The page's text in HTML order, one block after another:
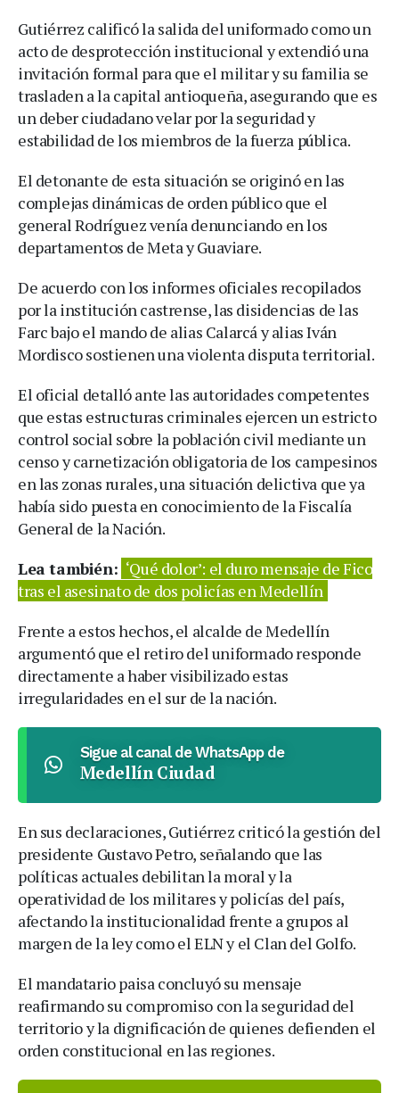
Gutiérrez calificó la salida del uniformado como un
acto de desprotección institucional y extendió una
invitación formal para que el militar y su familia se
trasladen a la capital antioqueña, asegurando que es
un deber ciudadano velar por la seguridad y
estabilidad de los miembros de la fuerza pública.
El detonante de esta situación se originó en las
complejas dinámicas de orden público que el
general Rodríguez venía denunciando en los
departamentos de Meta y Guaviare.
De acuerdo con los informes oficiales recopilados
por la institución castrense, las disidencias de las
Farc bajo el mando de alias Calarcá y alias Iván
Mordisco sostienen una violenta disputa territorial.
El oficial detalló ante las autoridades competentes
que estas estructuras criminales ejercen un estricto
control social sobre la población civil mediante un
censo y carnetización obligatoria de los campesinos
en las zonas rurales, una situación delictiva que ya
había sido puesta en conocimiento de la Fiscalía
General de la Nación.
Lea también: ‘Qué dolor’: el duro mensaje de Fico
tras el asesinato de dos policías en Medellín
Frente a estos hechos, el alcalde de Medellín
argumentó que el retiro del uniformado responde
directamente a haber visibilizado estas
irregularidades en el sur de la nación.
Sigue al canal de WhatsApp de
Medellín Ciudad
En sus declaraciones, Gutiérrez criticó la gestión del
presidente Gustavo Petro, señalando que las
políticas actuales debilitan la moral y la
operatividad de los militares y policías del país,
afectando la institucionalidad frente a grupos al
margen de la ley como el ELN y el Clan del Golfo.
El mandatario paisa concluyó su mensaje
reafirmando su compromiso con la seguridad del
territorio y la dignificación de quienes defienden el
orden constitucional en las regiones.